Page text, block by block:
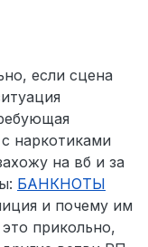
если сцена
наркотиками
на вб и за
БАНКНОТЫ
и почему им
прикольно,